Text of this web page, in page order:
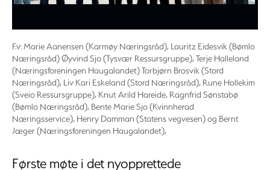
F.v: Marie Aanensen (Karmøy Næringsråd), Lauritz Eidesvik (Bømlo
Næringsråd) Øyvind Sjo (Tysvær Ressursgruppe), Terje Halleland
(Næringsforeningen Haugalandet) Torbjørn Brosvik (Stord
Næringsråd), Liv Kari Eskeland (Stord Næringsråd), Rune Hollekim
(Sveio Ressursgruppe), Knut Arild Hareide, Ragnfrid Sønstabø
(Bømlo Næringsråd), Bente Marie Sjo (Kvinnherad
Næringsservice), Henry Damman (Statens vegvesen) og Bernt
Jæger (Næringsforeningen Haugalandet),
Første møte i det nyopprettede